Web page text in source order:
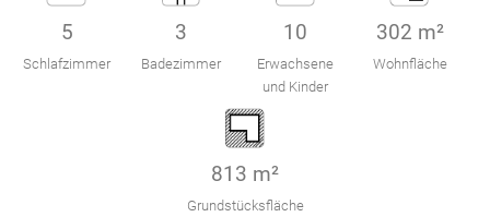
5
Schlafzimmer
3
Badezimmer
10
Erwachsene
und Kinder
302 m²
Wohnfläche
813 m²
Grundstücksfläche